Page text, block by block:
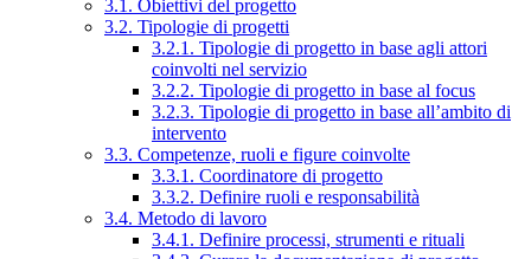
3.1. Obiettivi del progetto
3.2. Tipologie di progetti
3.2.1. Tipologie di progetto in base agli attori
coinvolti nel servizio
3.2.2. Tipologie di progetto in base al focus
3.2.3. Tipologie di progetto in base all’ambito di
intervento
3.3. Competenze, ruoli e figure coinvolte
3.3.1. Coordinatore di progetto
3.3.2. Definire ruoli e responsabilità
3.4. Metodo di lavoro
3.4.1. Definire processi, strumenti e rituali